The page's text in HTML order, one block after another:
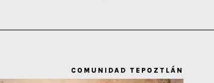
COMUNIDAD TEPOZTLÁN